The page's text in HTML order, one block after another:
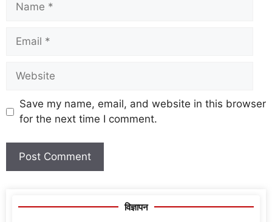
Save my name, email, and website in this browser
for the next time I comment.
विज्ञापन